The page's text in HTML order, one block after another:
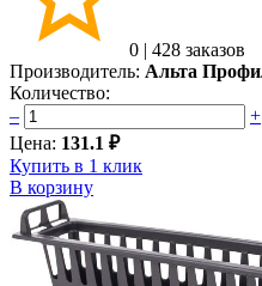
0 | 428 заказов
Производитель: Альта
Количество:
–
+
Цена: 131.1 ₽
Купить в 1 клик
В корзину